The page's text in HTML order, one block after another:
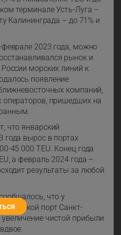
терминале Усть-Луга –
Калининграда – до 71% и
2023 года, можно
рынок и
морских линий к
появление
компаний,
операторов, пришедших на
что январский
года вырос в портах
45 000 TEU. Конец года
а февраль 2024 года –
результаты за любой
что у
порт Санкт-
чистой прибыли